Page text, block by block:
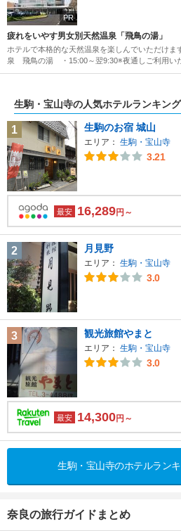
PR
疲れをいやす男女別天然温泉「飛鳥の湯」
ホテルで本格的な天然温泉を楽しんでいただけ
泉 飛鳥の湯 ・15:00～翌9:30※夜通しご利用い
生駒・宝山寺の人気ホテルランキング
1 生駒のお宿 城山
エリア： 生駒・宝山寺
3.21
最安 16,289円～
2 月見野
エリア： 生駒・宝山寺
3.0
3 観光旅館やまと
エリア： 生駒・宝山寺
3.0
最安 14,300円～
生駒・宝山寺のホテルラン
奈良の旅行ガイドまとめ